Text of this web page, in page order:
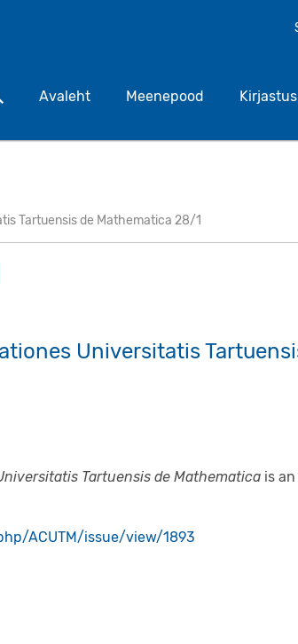
toodetAvaleht Meenepood Kirjastus
Tartuensis de Mathematica 28/1
Universitatis
Tartuensis de Mathematicais an
ACUTM/issue/view/1893